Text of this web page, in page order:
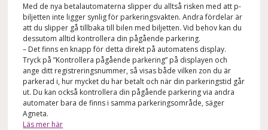
Med de nya betalautomaterna slipper du alltså risken med att p-
biljetten inte ligger synlig för parkeringsvakten. Andra fördelar är
att du slipper gå tillbaka till bilen med biljetten. Vid behov kan du
dessutom alltid kontrollera din pågående parkering.
– Det finns en knapp för detta direkt på automatens display.
Tryck på ”Kontrollera pågående parkering” på displayen och
ange ditt registreringsnummer, så visas både vilken zon du är
parkerad i, hur mycket du har betalt och när din parkeringstid går
ut. Du kan också kontrollera din pågående parkering via andra
automater bara de finns i samma parkeringsområde, säger
Agneta.
Läs mer här